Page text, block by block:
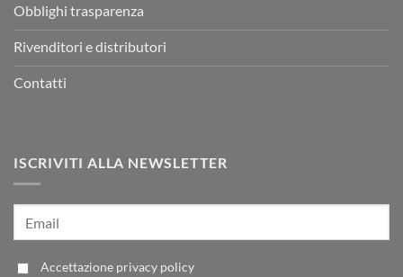
Obblighi trasparenza
Rivenditori e distributori
Contatti
ISCRIVITI ALLA NEWSLETTER
Accettazione privacy policy